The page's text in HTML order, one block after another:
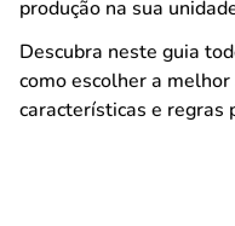
produção na sua
Descubra neste guia
como escolher a
características e regras